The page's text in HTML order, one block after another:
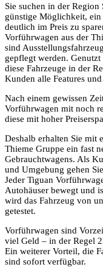
Sie suchen in der
günstige Möglichkeit,
deutlich im Preis zu
Vorführwagen aus der
sind
gepflegt werden.
diese Fahrzeuge in der
Kunden alle Features
Nach einem gewissen
Vorführwagen mit noch
diese mit hoher
Deshalb erhalten Sie mit
Thieme Gruppe ein fast
Gebrauchtwagens. Als
und Umgebung gehen
Jeder Tiguan
Autohäuser bewegt und
wird das Fahrzeug von
getestet.
Vorführwagen sind
viel Geld – in der Regel
Ein weiterer Vorteil, die
sind sofort verfügbar.